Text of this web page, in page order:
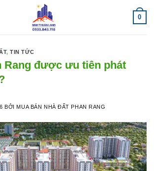
0
,TIN TỨC
Rang được ưu tiên phát
BỞI MUA BÁN NHÀ ĐẤT PHAN RANG